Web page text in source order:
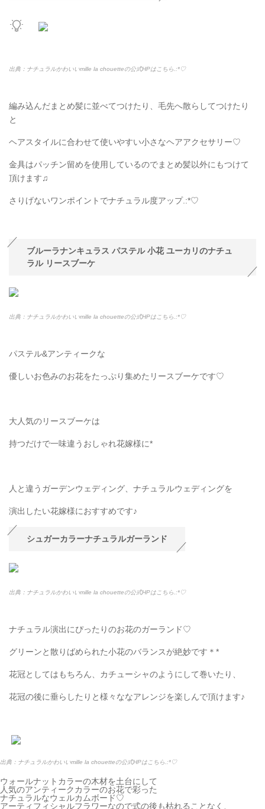
出典：ナチュラルかわいいmille la chouetteの公式HPはこちら.:*♡
編み込んだまとめ髪に並べてつけたり、毛先へ散らしてつけたり
と
ヘアスタイルに合わせて使いやすい小さなヘアアクセサリー♡
金具はパッチン留めを使用しているのでまとめ髪以外にもつけて
頂けます♫
さりげないワンポイントでナチュラル度アップ.:*♡
ブルーラナンキュラス パステル 小花 ユーカリのナチュ
ラル リースブーケ
出典：ナチュラルかわいいmille la chouetteの公式HPはこちら.:*♡
パステル&アンティークな
優しいお色みのお花をたっぷり集めたリースブーケです♡
大人気のリースブーケは
持つだけで一味違うおしゃれ花嫁様に*
人と違うガーデンウェディング、ナチュラルウェディングを
演出したい花嫁様におすすめです♪
シュガーカラーナチュラルガーランド
出典：ナチュラルかわいいmille la chouetteの公式HPはこちら.:*♡
ナチュラル演出にぴったりのお花のガーランド♡
グリーンと散りばめられた小花のバランスが絶妙です＊ *
花冠としてはもちろん、カチューシャのようにして巻いたり、
花冠の後に垂らしたりと様々ななアレンジを楽しんで頂けます♪
出典：ナチュラルかわいいmille la chouetteの公式HPはこちら.:*♡
ウォールナットカラーの木材を土台にして
人気のアンティークカラーのお花で彩った
ナチュラルなウェルカムボード♡
アーティフィシャルフラワーなので式の後も枯れることなく、